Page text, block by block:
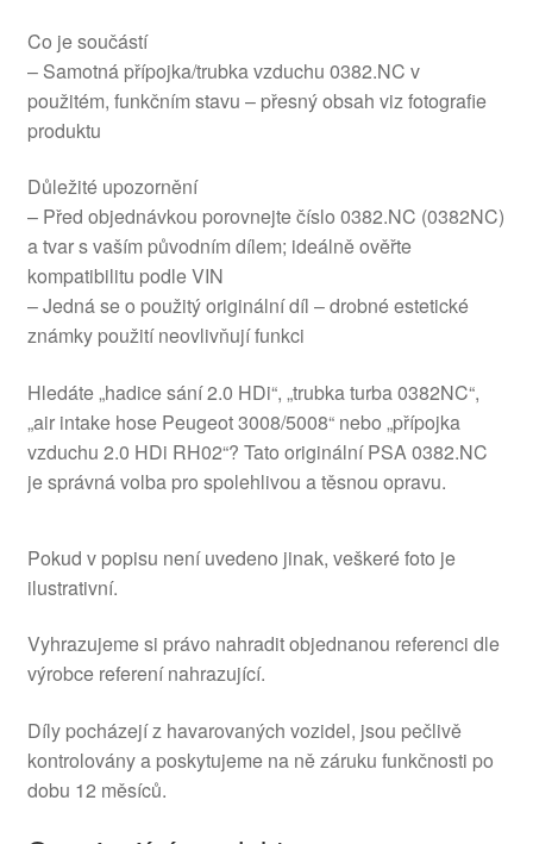
Co je součástí
– Samotná přípojka/trubka vzduchu 0382.NC v
použitém, funkčním stavu – přesný obsah viz fotografie
produktu
Důležité upozornění
– Před objednávkou porovnejte číslo 0382.NC (0382NC)
a tvar s vaším původním dílem; ideálně ověřte
kompatibilitu podle VIN
– Jedná se o použitý originální díl – drobné estetické
známky použití neovlivňují funkci
Hledáte „hadice sání 2.0 HDi“, „trubka turba 0382NC“,
„air intake hose Peugeot 3008/5008“ nebo „přípojka
vzduchu 2.0 HDi RH02“? Tato originální PSA 0382.NC
je správná volba pro spolehlivou a těsnou opravu.
Pokud v popisu není uvedeno jinak, veškeré foto je
ilustrativní.
Vyhrazujeme si právo nahradit objednanou referenci dle
výrobce referení nahrazující.
Díly pocházejí z havarovaných vozidel, jsou pečlivě
kontrolovány a poskytujeme na ně záruku funkčnosti po
dobu 12 měsíců.